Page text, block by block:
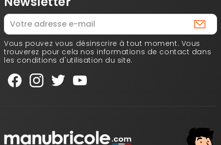
Vous pouvez vous désinscrire à tout moment. Vous
trouverez pour cela nos informations de contact dans
les conditions d'utilisation du site.